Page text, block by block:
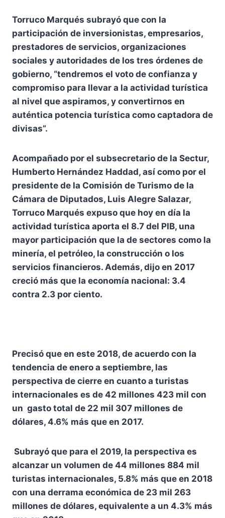
Torruco Marqués subrayó que con la
participación de inversionistas, empresarios,
prestadores de servicios, organizaciones
sociales y autoridades de los tres órdenes de
gobierno, “tendremos el voto de confianza y
compromiso para llevar a la actividad turística
al nivel que aspiramos, y convertirnos en
auténtica potencia turística como captadora de
divisas”.
Acompañado por el subsecretario de la Sectur,
Humberto Hernández Haddad, así como por el
presidente de la Comisión de Turismo de la
Cámara de Diputados, Luis Alegre Salazar,
Torruco Marqués expuso que hoy en día la
actividad turística aporta el 8.7 del PIB, una
mayor participación que la de sectores como la
minería, el petróleo, la construcción o los
servicios financieros. Además, dijo en 2017
creció más que la economía nacional: 3.4
contra 2.3 por ciento.
Precisó que en este 2018, de acuerdo con la
tendencia de enero a septiembre, las
perspectiva de cierre en cuanto a turistas
internacionales es de 42 millones 423 mil con
un gasto total de 22 mil 307 millones de
dólares, 4.6% más que en 2017.
Subrayó que para el 2019, la perspectiva es
alcanzar un volumen de 44 millones 884 mil
turistas internacionales, 5.8% más que en 2018
con una derrama económica de 23 mil 263
millones de dólares, equivalente a un 4.3% más